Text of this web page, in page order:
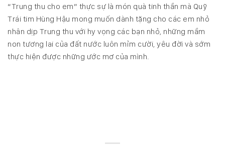
“Trung thu cho em” thực sự là món quà tinh thần mà Quỹ
Trái tim Hùng Hậu mong muốn dành tặng cho các em nhỏ
nhân dịp Trung thu với hy vọng các bạn nhỏ, những mầm
non tương lai của đất nước luôn mỉm cười, yêu đời và sớm
thực hiện được những ước mơ của mình.